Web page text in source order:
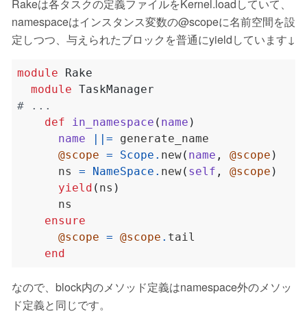
Rakeは各タスクの定義ファイルをKernel.loadしていて、
namespaceはインスタンス変数の@scopeに名前空間を設
定しつつ、与えられたブロックを普通にyieldしています↓
module
Rake
module TaskManager
# ...
def
in_namespace ( name )
name
||=
@scope = Scope . new( name , @scope )
      ns
= NameSpace . new( self , @scope )
yield ( ns )
ensure
@scope = @scope .
end
なので、block内のメソッド定義はnamespace外のメソッ
ド定義と同じです。